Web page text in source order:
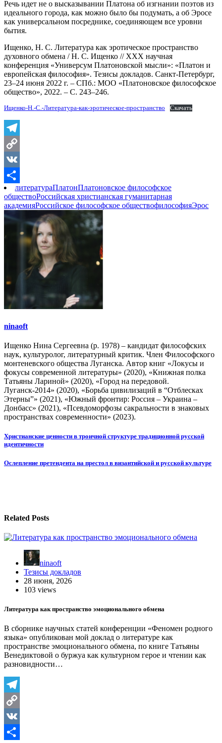
Речь идет не о высказывании Платона об изгнании поэтов из
идеального города, как можно было бы подумать, а об Эросе
как универсальном посреднике, соединяющем все уровни
бытия.
Ищенко, Н. С. Литература как эротическое пространство
духовного обмена / Н. С. Ищенко // XXX научная
конференция «Универсум Платоновской мысли»: «Платон и
европейская философия». Тезисы докладов. Санкт-Петербург,
23–24 июня 2022 г. – СПб.: МОО «Платоновское философское
общество», 2022. – С. 243–246.
Ищенко-Н.-С.-Литература-как-эротическое-пространство Скачать
Telegram
Copy
Link
VK
Отправить
литератураПлатонПлатоновское философское
обществоРоссийская христианская гуманитарная
академияРоссийское философское обществофилософияЭрос
ninaoft
Ищенко Нина Сергеевна (р. 1978) – кандидат философских
наук, культуролог, литературный критик. Член Философского
монтеневского общества Луганска. Автор книг «Локусы и
фокусы современной литературы» (2020), «Книжная полка
Татьяны Лариной» (2020), «Город на передовой.
Луганск-2014» (2020), «Борьба цивилизаций в “Отблесках
Этерны”» (2021), «Южный фронтир: Россия – Украина –
Донбасс» (2021), «Псевдоморфозы сакральности в знаковых
пространствах современности» (2023).
Навигация
по
записям
Христианские ценности в троичной структуре традиционной русской
идентичности
Ослепление претендента на престол в византийской и русской культуре
Related Posts
ninaoft
Тезисы докладов
28 июня, 2026
103 views
Литература как пространство эмоционального обмена
В сборнике научных статей конференции «Феномен родного
языка» опубликован мой доклад о литературе как
пространстве эмоционального обмена, по книге Татьяны
Венедиктовой о буржуа как культурном герое и чтении как
разновидности…
Telegram
Copy
Link
VK